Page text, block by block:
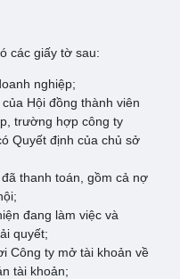
các giấy tờ sau:
nghiệp;
Hội đồng thành viên
trường hợp công ty
Quyết định của chủ sở
thanh toán, gồm cả nợ
đang làm việc và
quyết;
Công ty mở tài khoản về
tài khoản;